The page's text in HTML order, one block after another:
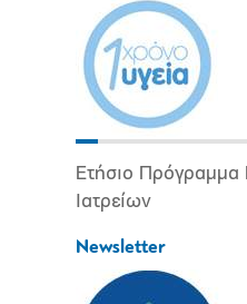
Ετήσιο Πρόγραμμα
Ιατρείων
Newsletter